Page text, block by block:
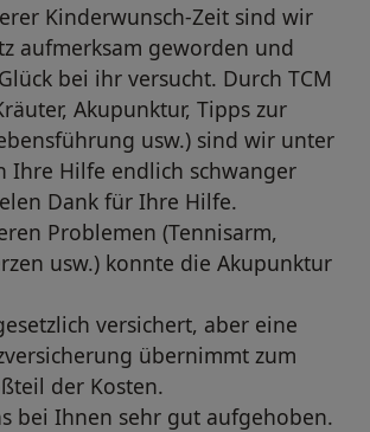
Kinderwunsch-Zeit sind wir
aufmerksam geworden und
bei ihr versucht. Durch TCM
Akupunktur, Tipps zur
usw.) sind wir unter
Ihre Hilfe endlich schwanger
Dank für Ihre Hilfe.
Problemen (Tennisarm,
usw.) konnte die Akupunktur
versichert, aber eine
übernimmt zum
der Kosten.
bei Ihnen sehr gut aufgehoben.